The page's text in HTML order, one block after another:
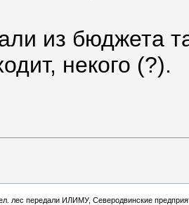
из бюджета
некого (?).
лес передали ИЛИМУ, Северодвинские